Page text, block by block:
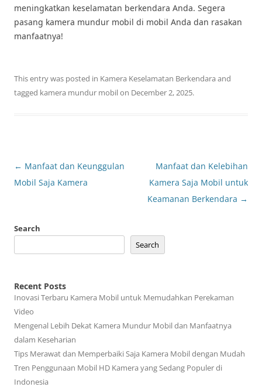
meningkatkan keselamatan berkendara Anda. Segera
pasang kamera mundur mobil di mobil Anda dan rasakan
manfaatnya!
This entry was posted in Kamera Keselamatan Berkendara and
tagged kamera mundur mobilon December 2, 2025.
Post
navigation
← Manfaat dan Keunggulan
Mobil Saja Kamera
Manfaat dan Kelebihan
Kamera Saja Mobil untuk
Keamanan Berkendara →
Search
Search
Recent Posts
Inovasi Terbaru Kamera Mobil untuk Memudahkan Perekaman
Video
Mengenal Lebih Dekat Kamera Mundur Mobil dan Manfaatnya
dalam Keseharian
Tips Merawat dan Memperbaiki Saja Kamera Mobil dengan Mudah
Tren Penggunaan Mobil HD Kamera yang Sedang Populer di
Indonesia